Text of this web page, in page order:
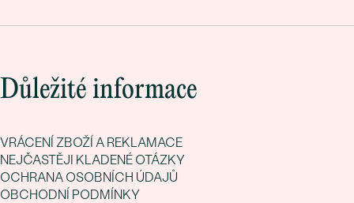
Důležité informace
VRÁCENÍ ZBOŽÍ A REKLAMACE
NEJČASTĚJI KLADENÉ OTÁZKY
OCHRANA OSOBNÍCH ÚDAJŮ
OBCHODNÍ PODMÍNKY